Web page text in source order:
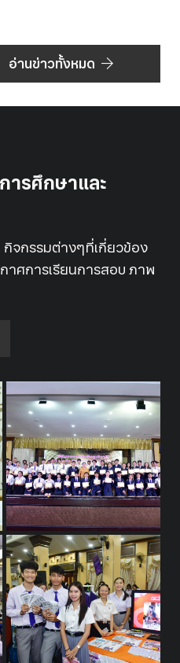
อ่านข่าวทั้งหมด
ารศึกษาและ
จกรรมต่างๆที่เกี่ยวข้อง
าศการเรียนการสอบ ภาพ